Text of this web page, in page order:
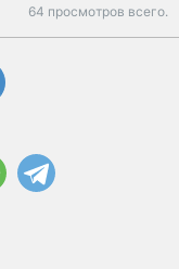
64 просмотров всего.